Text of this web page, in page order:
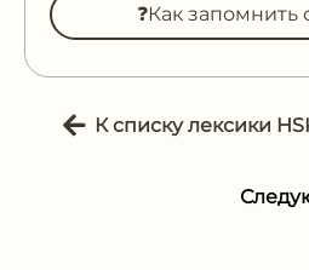
❓Как запомнить
К списку лексики